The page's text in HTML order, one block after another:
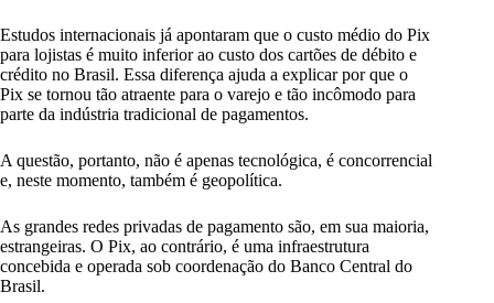
Estudos internacionais já apontaram que o custo médio do Pix
para lojistas é muito inferior ao custo dos cartões de débito e
crédito no Brasil. Essa diferença ajuda a explicar por que o
Pix se tornou tão atraente para o varejo e tão incômodo para
parte da indústria tradicional de pagamentos.
A questão, portanto, não é apenas tecnológica, é concorrencial
e, neste momento, também é geopolítica.
As grandes redes privadas de pagamento são, em sua maioria,
estrangeiras. O Pix, ao contrário, é uma infraestrutura
concebida e operada sob coordenação do Banco Central do
Brasil.